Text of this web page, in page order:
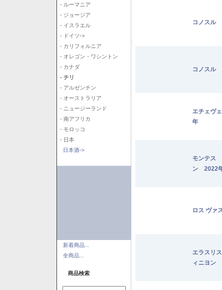
- ルーマニア
- ジョージア
- イスラエル
- ドイツ->
- カリフォルニア
- オレゴン・ワシントン
- カナダ
- チリ
- アルゼンチン
- オーストラリア
- ニュージーランド
- 南アフリカ
- モロッコ
- 日本
日本酒->
新着商品...
全商品...
商品検索
コノスル
コノスル
エチェヴ
年
モンテス
ン 2022
ロス ヴァ
エラスリ
ィニヨン